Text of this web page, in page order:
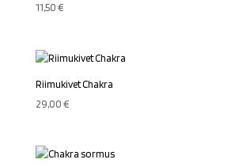
11,50€
Riimukivet Chakra
29,00€